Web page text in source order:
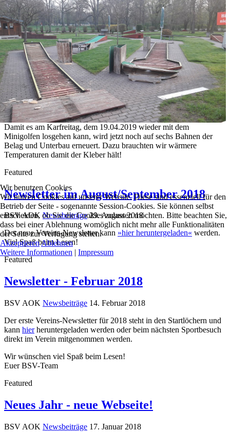
Damit es am Karfreitag, dem 19.04.2019 wieder mit dem
Minigolfen losgehen kann, wird jetzt noch auf sechs Bahnen der
Belag und Unterbau erneuert. Dazu brauchten wir wärmere
Temperaturen damit der Kleber hält!
Featured
Newsletter im August/September 2018
BSV AOK Newsbeiträge 29. August 2018
Der neue Vereins-Newsletter kann »hier heruntergeladen« werden.
Viel Spaß beim Lesen!
Featured
Newsletter - Februar 2018
BSV AOK Newsbeiträge 14. Februar 2018
Der erste Vereins-Newsletter für 2018 steht in den Startlöchern und
kann hierheruntergeladen werden oder beim nächsten Sportbesuch
direkt im Verein mitgenommen werden.
Wir wünschen viel Spaß beim Lesen!
Euer BSV-Team
Featured
Neues Jahr - neue Webseite!
BSV AOK Newsbeiträge 17. Januar 2018
Wir benutzen Cookies
Wir nutzen Cookies auf unserer Website. Diese sind essenziell für den
Betrieb der Seite - sogenannte Session-Cookies. Sie können selbst
entscheiden, ob Sie die Cookies zulassen möchten. Bitte beachten Sie,
dass bei einer Ablehnung womöglich nicht mehr alle Funktionalitäten
der Seite zur Verfügung stehen.
AkzeptierenAblehnen
Weitere Informationen | Impressum